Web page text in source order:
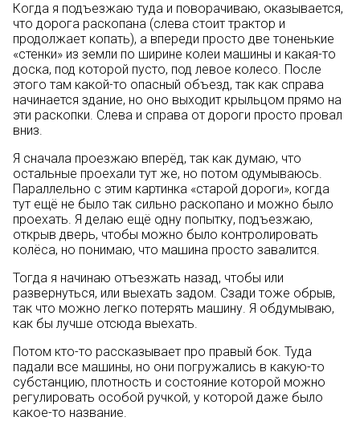
Когда я подъезжаю туда и поворачиваю, оказывается,
что дорога раскопана (слева стоит трактор и
продолжает копать), а впереди просто две тоненькие
«стенки» из земли по ширине колеи машины и какая-то
доска, под которой пусто, под левое колесо. После
этого там какой-то опасный объезд, так как справа
начинается здание, но оно выходит крыльцом прямо на
эти раскопки. Слева и справа от дороги просто провал
вниз.
Я сначала проезжаю вперёд, так как думаю, что
остальные проехали тут же, но потом одумываюсь.
Параллельно с этим картинка «старой дороги», когда
тут ещё не было так сильно раскопано и можно было
проехать. Я делаю ещё одну попытку, подъезжаю,
открыв дверь, чтобы можно было контролировать
колёса, но понимаю, что машина просто завалится.
Тогда я начинаю отъезжать назад, чтобы или
развернуться, или выехать задом. Сзади тоже обрыв,
так что можно легко потерять машину. Я обдумываю,
как бы лучше отсюда выехать.
Потом кто-то рассказывает про правый бок. Туда
падали все машины, но они погружались в какую-то
субстанцию, плотность и состояние которой можно
регулировать особой ручкой, у которой даже было
какое-то название.